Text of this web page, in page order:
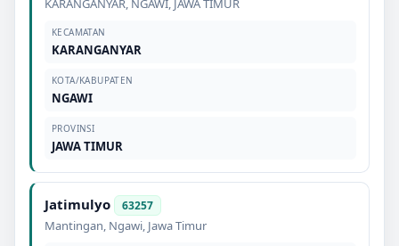
KARANGANYAR, NGAWI, JAWA TIMUR
KECAMATAN
KARANGANYAR
KOTA/KABUPATEN
NGAWI
PROVINSI
JAWA TIMUR
Jatimulyo 63257
Mantingan, Ngawi, Jawa Timur